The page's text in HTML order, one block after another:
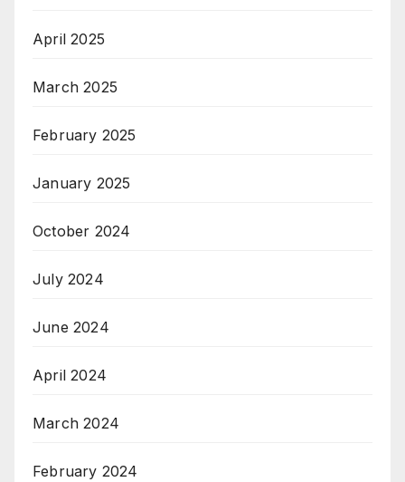
April 2025
March 2025
February 2025
January 2025
October 2024
July 2024
June 2024
April 2024
March 2024
February 2024